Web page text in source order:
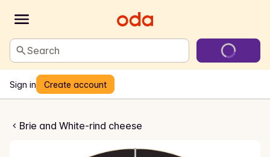
Search
Sign in Create account
Brie and White-rind cheese
i treeske